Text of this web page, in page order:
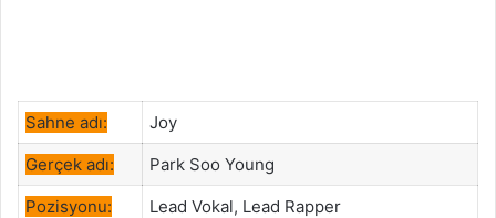
Sahne adı:
Joy
Gerçek adı:
Park Soo Young
Pozisyonu:
Lead Vokal, Lead Rapper